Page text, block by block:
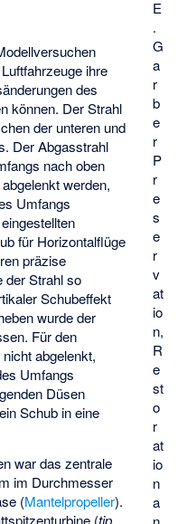
E
.
G
a
r
b
e
r
P
r
e
s
e
r
v
at
io
n,
R
e
st
o
r
at
io
n
a
ihre
des
können. Der Strahl
der unteren und
Der Abgasstrahl
nach oben
werden,
Umfangs
für Horizontalflüge
präzise
der Strahl so
Schubeffekt
wurde der
Für den
abgelenkt,
Umfangs
Düsen
Schub in eine
war das zentrale
im Durchmesser
(Mantelpropeller).
(tip